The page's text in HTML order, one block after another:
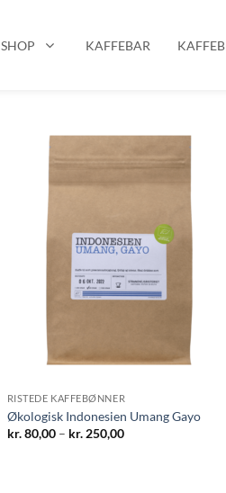
SHOP KAFFEBAR
RISTEDE KAFFEBØNNER
Økologisk Indonesien Umang Gayo
kr.80,00 – kr.250,00Prisinterval: